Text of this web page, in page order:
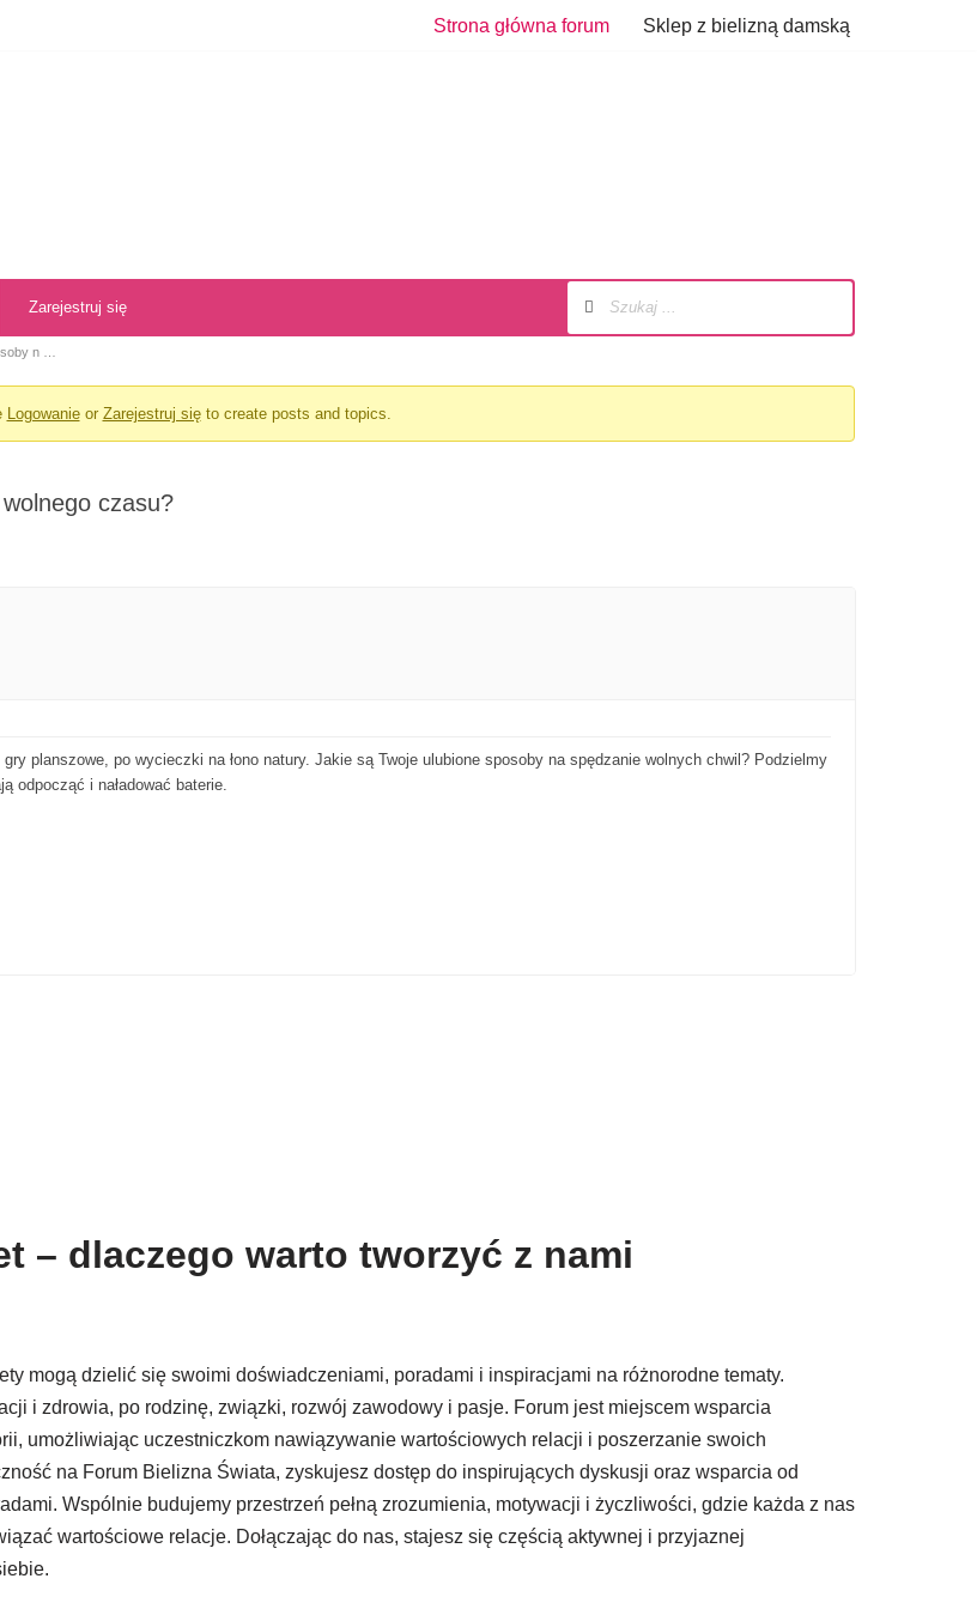
Strona główna forum Sklep z bielizną damską
Zarejestruj się
n …
Logowanieor Zarejestruj sięto create posts and topics.
czasu?
planszowe, po wycieczki na łono natury. Jakie są Twoje ulubione sposoby na spędzanie wolnych chwil? Podzielmy
odpocząć i naładować baterie.
– dlaczego warto tworzyć z nami
mogą dzielić się swoimi doświadczeniami, poradami i inspiracjami na różnorodne tematy.
i zdrowia, po rodzinę, związki, rozwój zawodowy i pasje. Forum jest miejscem wsparcia
umożliwiając uczestniczkom nawiązywanie wartościowych relacji i poszerzanie swoich
na Forum Bielizna Świata, zyskujesz dostęp do inspirujących dyskusji oraz wsparcia od
Wspólnie budujemy przestrzeń pełną zrozumienia, motywacji i życzliwości, gdzie każda z nas
wartościowe relacje. Dołączając do nas, stajesz się częścią aktywnej i przyjaznej